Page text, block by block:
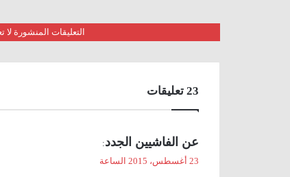
التعليقات المنشورة
‫23 تعليقات
ي
عن الفاشيين الجدد:
23 أغسطس، 2015 الساعة